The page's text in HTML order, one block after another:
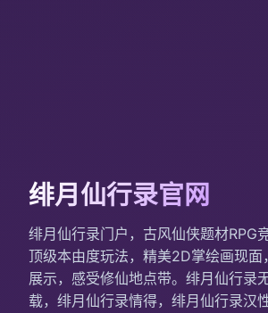
绯月仙行录官网
绯月仙行录门户，古风仙侠题材RPG
顶级本由度玩法，精美2D掌绘画现面
展示，感受修仙地点带。绯月仙行录
载，绯月仙行录情得，绯月仙行录汉性